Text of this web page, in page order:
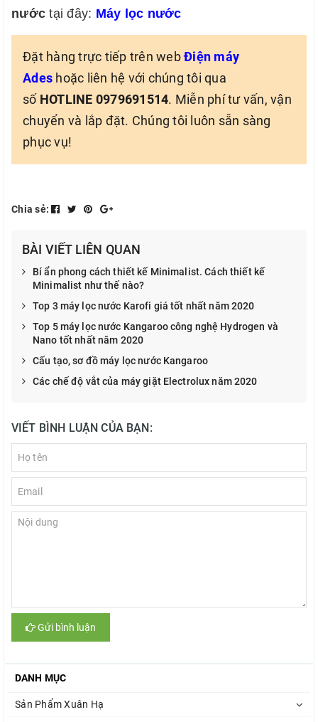
nước tại đây: Máy lọc nước
Đặt hàng trực tiếp trên webĐiện máy
Ades hoặc liên hệ với chúng tôi qua
số HOTLINE 0979691514. Miễn phí tư vấn, vận
chuyển và lắp đặt. Chúng tôi luôn sẵn sàng
phục vụ!
Chia sẻ:
BÀI VIẾT LIÊN QUAN
Bí ẩn phong cách thiết kế Minimalist. Cách thiết kế
Minimalist như thế nào?
Top 3 máy lọc nước Karofi giá tốt nhất năm 2020
Top 5 máy lọc nước Kangaroo công nghệ Hydrogen và
Nano tốt nhất năm 2020
Cấu tạo, sơ đồ máy lọc nước Kangaroo
Các chế độ vắt của máy giặt Electrolux năm 2020
VIẾT BÌNH LUẬN CỦA BẠN:
Gửi bình luận
DANH MỤC
Sản Phẩm Xuân Hạ